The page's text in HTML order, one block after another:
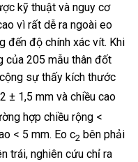
kỹ thuật và nguy cơ
vì rất dễ ra ngoài eo
đến độ chính xác vít. Khi
của 205 mẫu thân đốt
sự thấy kích thước
± 1,5 mm và chiều cao
hợp chiều rộng <
< 5 mm. Eo c2 bên phải
trái, nghiên cứu chỉ ra